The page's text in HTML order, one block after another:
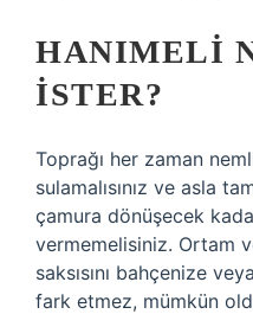
HANIMELI
ISTER?
Toprağı her zaman
sulamalısınız ve asla
çamura dönüşecek
vermemelisiniz. Ortam
saksısını bahçenize
fark etmez, mümkün